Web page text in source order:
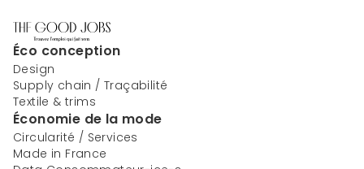
Éco conception
Design
Supply chain / Traçabilité
Textile & trims
Économie de la mode
Circularité / Services
Made in France